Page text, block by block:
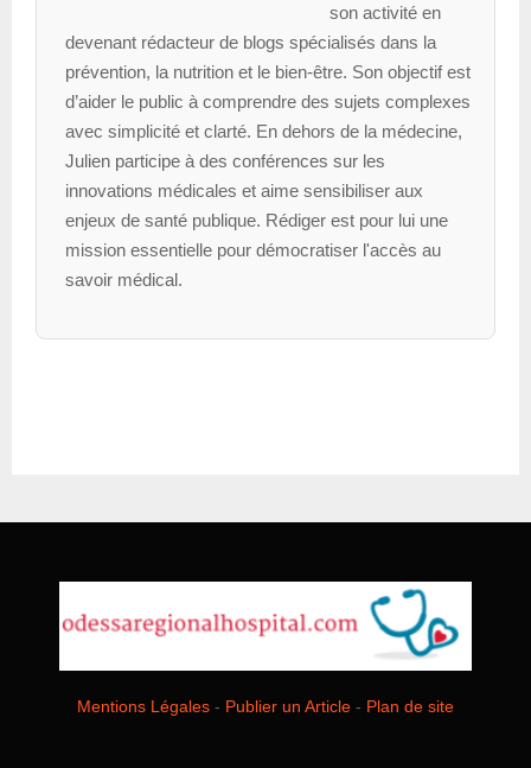
son activité en
devenant rédacteur de blogs spécialisés dans la
prévention, la nutrition et le bien-être. Son objectif est
d’aider le public à comprendre des sujets complexes
avec simplicité et clarté. En dehors de la médecine,
Julien participe à des conférences sur les
innovations médicales et aime sensibiliser aux
enjeux de santé publique. Rédiger est pour lui une
mission essentielle pour démocratiser l'accès au
savoir médical.
Mentions Légales - Publier un Article - Plan de site